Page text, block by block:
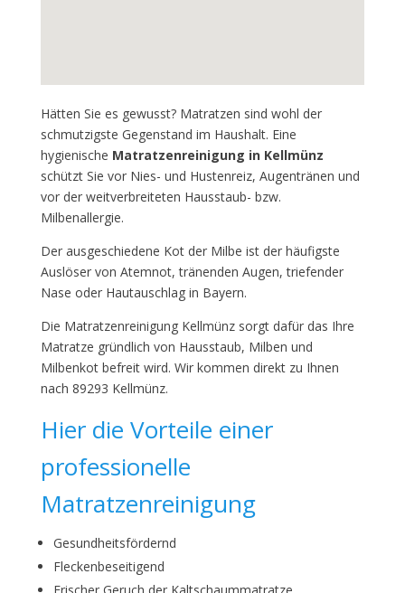
Hätten Sie es gewusst? Matratzen sind wohl der
schmutzigste Gegenstand im Haushalt. Eine
hygienische Matratzenreinigung in Kellmünz
schützt Sie vor Nies- und Hustenreiz, Augentränen und
vor der weitverbreiteten Hausstaub- bzw.
Milbenallergie.
Der ausgeschiedene Kot der Milbe ist der häufigste
Auslöser von Atemnot, tränenden Augen, triefender
Nase oder Hautauschlag in Bayern.
Die Matratzenreinigung Kellmünz sorgt dafür das Ihre
Matratze gründlich von Hausstaub, Milben und
Milbenkot befreit wird. Wir kommen direkt zu Ihnen
nach 89293 Kellmünz.
Hier die Vorteile einer
professionelle
Matratzenreinigung
Gesundheitsfördernd
Fleckenbeseitigend